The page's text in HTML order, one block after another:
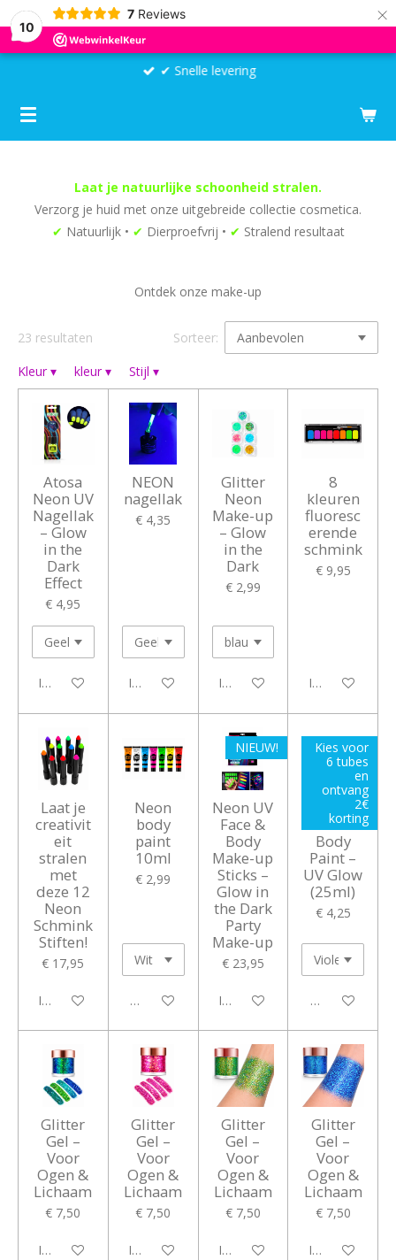
10
7 Reviews ×
✔ Snelle levering
Laat je natuurlijke schoonheid stralen.
Verzorg je huid met onze uitgebreide collectie cosmetica.
✔ Natuurlijk • ✔ Dierproefvrij • ✔ Stralend resultaat
Ontdek onze make-up
23 resultaten
Sorteer:
Kleur▾ kleur▾ Stijl ▾
Atosa
Neon UV
Nagellak
– Glow
in the
Dark
Effect
€ 4,95
In winkelwagen
NEON
nagellak
€ 4,35
In winkelwagen
Glitter
Neon
Make-up
– Glow
in the
Dark
€ 2,99
In winkelwagen
8
kleuren
fluoresc
erende
schmink
€ 9,95
In winkelwagen
Laat je
creativit
eit
stralen
met
deze 12
Neon
Schmink
Stiften!
€ 17,95
In winkelwagen
Neon
body
paint
10ml
€ 2,99
Bekijk details
NIEUW!
Neon UV
Face &
Body
Make-up
Sticks –
Glow in
the Dark
Party
Make-up
€ 23,95
In winkelwagen
Kies voor
6 tubes
en
ontvang
2€
korting
PaintGlo
w Neon
Body
Paint –
UV Glow
(25ml)
€ 4,25
Bekijk details
Glitter
Gel –
Voor
Ogen &
Lichaam
€ 7,50
In winkelwagen
Glitter
Gel –
Voor
Ogen &
Lichaam
€ 7,50
In winkelwagen
Glitter
Gel –
Voor
Ogen &
Lichaam
€ 7,50
In winkelwagen
Glitter
Gel –
Voor
Ogen &
Lichaam
€ 7,50
In winkelwagen